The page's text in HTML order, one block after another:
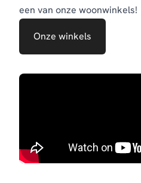
een van onze woonwinkels!
Onze winkels